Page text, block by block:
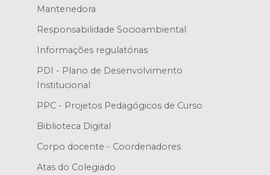
Mantenedora
Responsabilidade Socioambiental
Informações regulatórias
PDI - Plano de Desenvolvimento
Institucional
PPC - Projetos Pedagógicos de Curso
Biblioteca Digital
Corpo docente - Coordenadores
Atas do Colegiado